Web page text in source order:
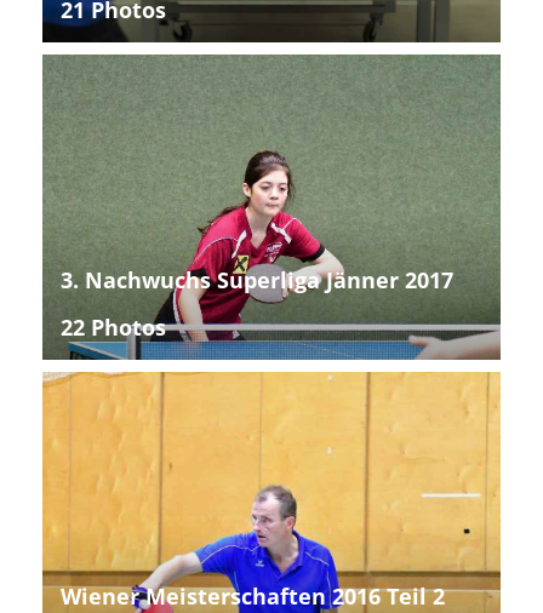
21 Photos
3. Nachwuchs Superliga Jänner 2017
22 Photos
Wiener Meisterschaften 2016 Teil 2